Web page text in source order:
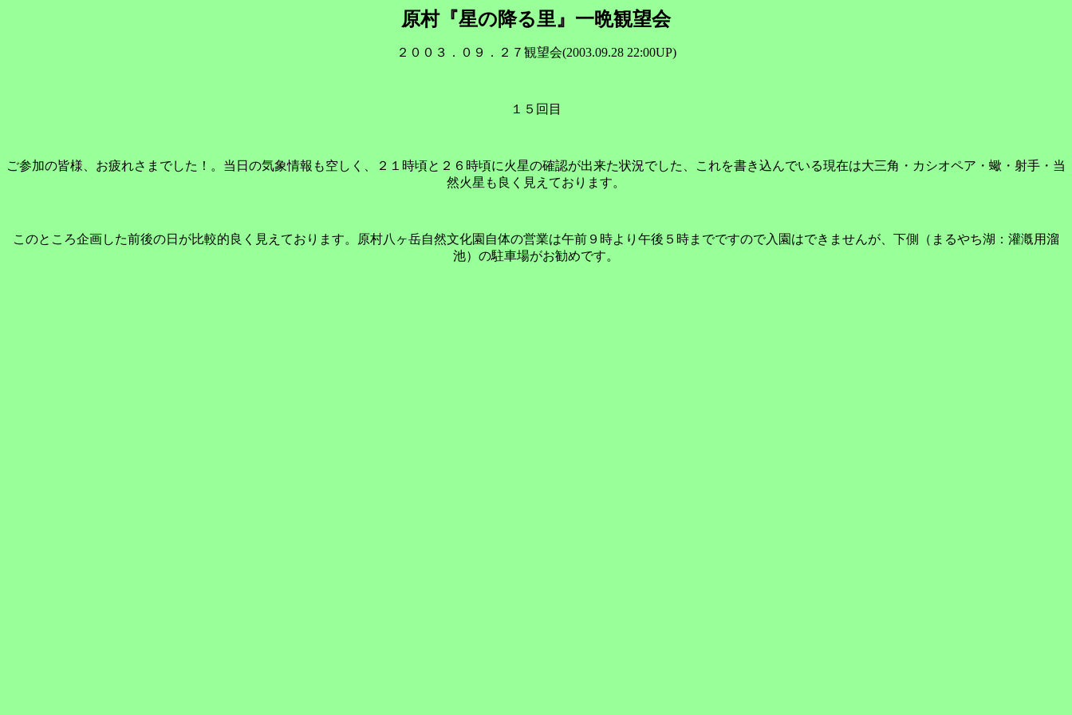
原村『星の降る里』一晩観望会
２００３．０９．２７観望会(2003.09.28 22:00UP)
１５回目
ご参加の皆様、お疲れさまでした！。当日の気象情報も空しく、２１時頃と２６時頃に火星の確認が出来た状況でした、これを書き込んでいる現在は大三角・カシオペア・蠍・射手・当
然火星も良く見えております。
このところ企画した前後の日が比較的良く見えております。原村八ヶ岳自然文化園自体の営業は午前９時より午後５時までですので入園はできませんが、下側（まるやち湖：灌漑用溜
池）の駐車場がお勧めです。